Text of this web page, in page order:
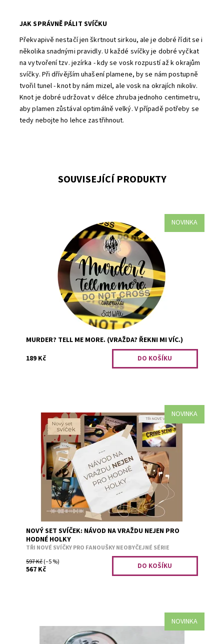
JAK SPRÁVNĚ PÁLIT SVÍČKU
Překvapivě nestačí jen škrtnout sirkou, ale je dobré řídit se i
několika snadnými pravidly. U každé svíčky je dobré vyčkat
na vytvoření tzv. jezírka - kdy se vosk rozpustí až k okrajům
svíčky. Při dřívějším uhašení plamene, by se nám postupně
tvořil tunel - knot by nám mizel, ale vosk na okrajích nikoliv.
Knot je dobré udržovat v délce zhruba jednoho centimetru,
aby plamen zůstával optimálně velký. V případě potřeby se
tedy nebojte ho lehce zastřihnout.
SOUVISEJÍCÍ PRODUKTY
NOVINKA
Na zločinu je cosi fascinujícího... Svíčka obsahuje
citronelu, která přírozeně odpuzuje komáry. Nenechte se
Dostupnost:
Předobjednávka
2745
MURDER? TELL ME MORE. (VRAŽDA? ŘEKNI MI VÍC.)
189 Kč
NOVINKA
Pokud vás fascinuje true crime, pak nenajdete lepší set
svíček, je totiž až vražedně voňavý. List of SUSPECTS
EVIDENCE BOARDsolving a...
Dostupnost:
Předobjednávka
3224
NOVÝ SET SVÍČEK: NÁVOD NA VRAŽDU NEJEN PRO
HODNÉ HOLKY
TŘI NOVÉ SVÍČKY PRO FANOUŠKY NEOBYČEJNÉ SÉRIE
597 Kč(–5 %)
567 Kč
NOVINKA
Šumivé bobule.